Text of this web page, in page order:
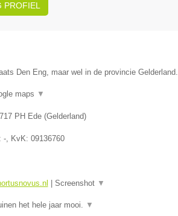
PROFIEL
Den Eng, maar wel in de provincie Gelderland.
maps ▼
PH Ede(Gelderland)
-, KvK: 09136760
Screenshot ▼
het hele jaar mooi. ▼